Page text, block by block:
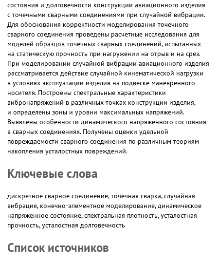
состояния и долговечности конструкции авиационного изделия
с точечными сварными соединениями при случайной вибрации.
Для обоснования корректности моделирования точечного
сварного соединения проведены расчетные исследования для
моделей образцов точечных сварных соединений, испытанных
на статическую прочность при нагружении на отрыв и на срез.
При моделировании случайной вибрации авиационного изделия
рассматривается действие случайной кинематической нагрузки
в условиях эксплуатации изделия на подвеске маневренного
носителя. Построены спектральные характеристики
вибронапряжений в различных точках конструкции изделия,
и определены зоны и уровни максимальных напряжений.
Выявлены особенности динамического напряженного состояния
в сварных соединениях. Получены оценки удельной
повреждаемости сварного соединения по различным теориям
накопления усталостных повреждений.
Ключевые слова
дискретное сварное соединение, точечная сварка, случайная
вибрация, конечно-элементное моделирование, динамическое
напряженное состояние, спектральная плотность, усталостная
прочность, усталостная долговечность
Список источников